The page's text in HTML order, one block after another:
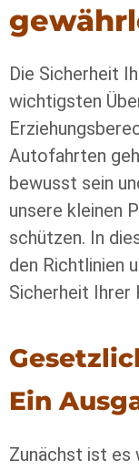
Die Sicherheit
wichtigsten
Autofahrten
bewusst sein
unsere kleinen
schützen. In
den Richtlinien
Sicherheit Ihrer
Ein
Zunächst ist es